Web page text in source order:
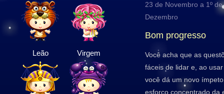
Leão Virgem
23 de Novembro a 1º de
Dezembro
Bom progresso
Você acha que as
fáceis de lidar e, ao
você dá um novo
esforço concentrado da